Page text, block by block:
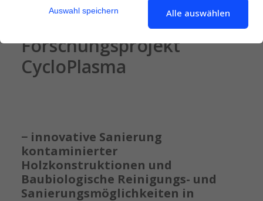
Praxis-Exkursion zum
Forschungsprojekt
CycloPlasma
− innovative Sanierung
kontaminierter
Holzkonstruktionen und
Baubiologische Reinigungs- und
Sanierungsmöglichkeiten in
Auswahl speichern Alle auswählen